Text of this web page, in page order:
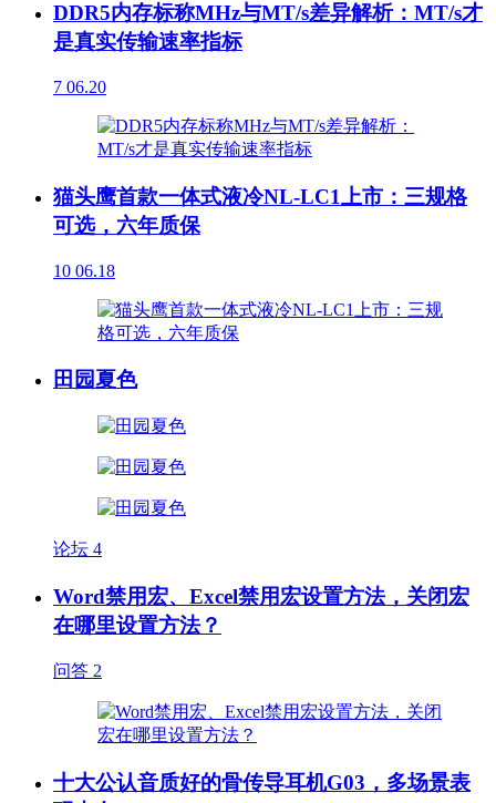
DDR5内存标称MHz与MT/s差异解析：MT/s才
是真实传输速率指标
7 06.20
猫头鹰首款一体式液冷NL-LC1上市：三规格
可选，六年质保
10 06.18
田园夏色
论坛 4
Word禁用宏、Excel禁用宏设置方法，关闭宏
在哪里设置方法？
问答 2
十大公认音质好的骨传导耳机G03，多场景表